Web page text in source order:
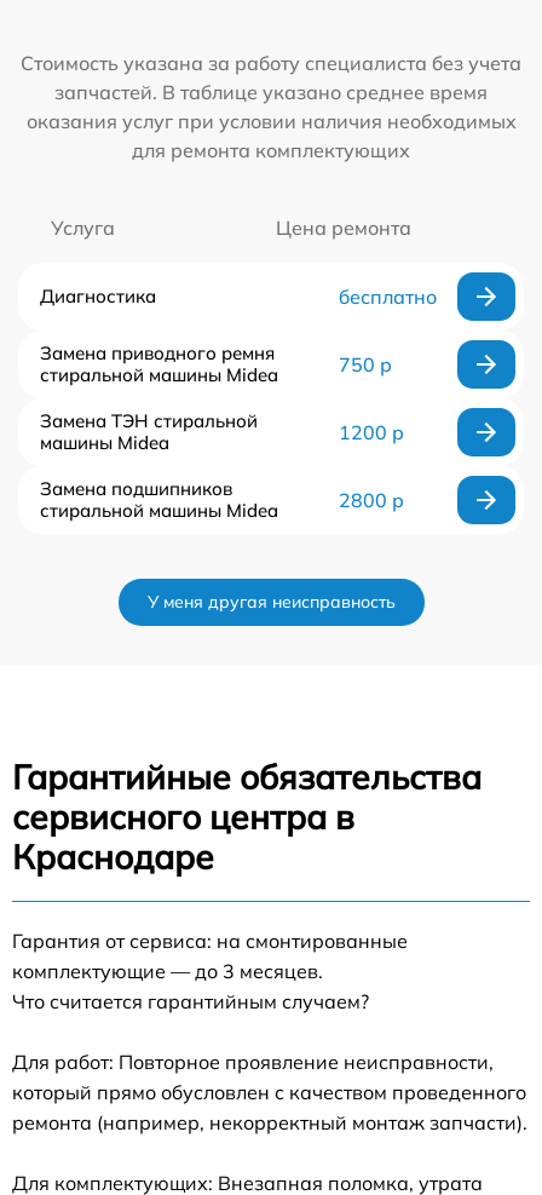
Стоимость указана за работу специалиста без учета
запчастей. В таблице указано среднее время
оказания услуг при условии наличия необходимых
для ремонта комплектующих
Услуга Цена ремонта
Диагностика бесплатно
Замена приводного ремня
стиральной машины Midea
750 р
Замена ТЭН стиральной
машины Midea
1200 р
Замена подшипников
стиральной машины Midea
2800 р
У меня другая неисправность
Гарантийные обязательства
сервисного центра в
Краснодаре
Гарантия от сервиса: на смонтированные
комплектующие — до 3 месяцев.
Что считается гарантийным случаем?
Для работ: Повторное проявление неисправности,
который прямо обусловлен с качеством проведенного
ремонта (например, некорректный монтаж запчасти).
Для комплектующих: Внезапная поломка, утрата